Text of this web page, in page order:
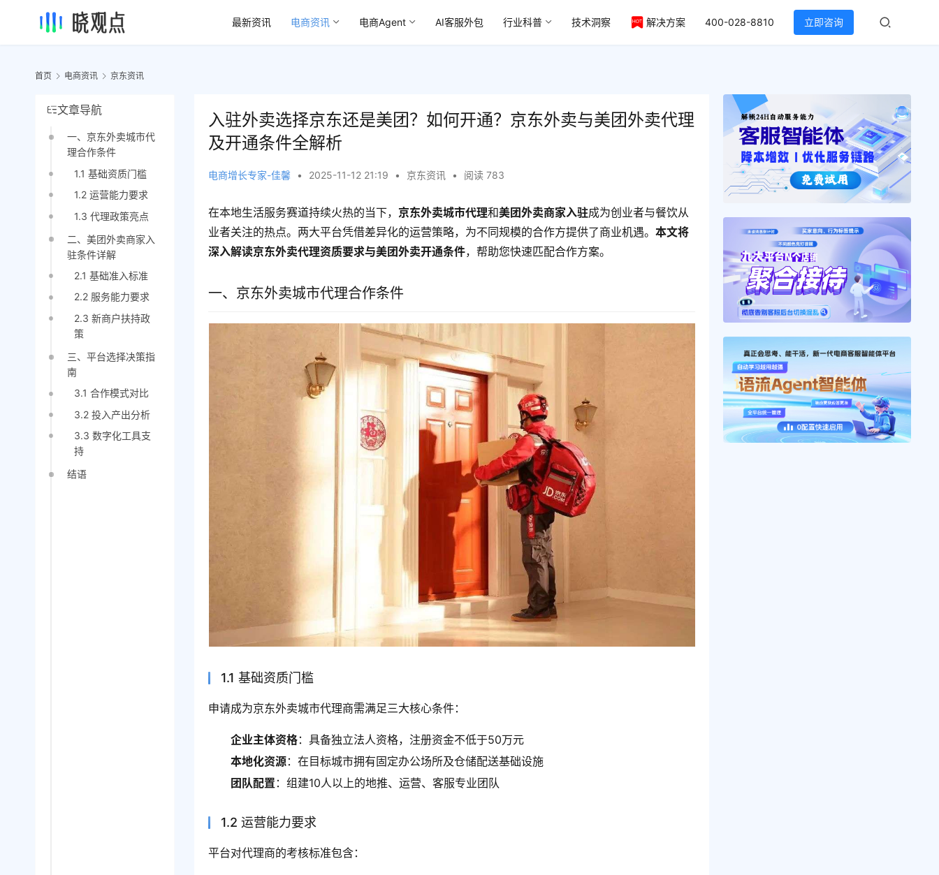
最新资讯 电商资讯 电商Agent AI客服外包 行业科普 技术洞察 解决方案 400-028-8810 立即咨询
首页 电商资讯 京东资讯
文章导航
一、京东外卖城市代
理合作条件
1.1 基础资质门槛
1.2 运营能力要求
1.3 代理政策亮点
二、美团外卖商家入
驻条件详解
2.1 基础准入标准
2.2 服务能力要求
2.3 新商户扶持政
策
三、平台选择决策指
南
3.1 合作模式对比
3.2 投入产出分析
3.3 数字化工具支
持
结语
入驻外卖选择京东还是美团？如何开通？京东外卖与美团外卖代理
及开通条件全解析
电商增长专家-佳馨 • 2025-11-12 21:19 • 京东资讯 • 阅读 783
在本地生活服务赛道持续火热的当下， 京东外卖城市代理和美团外卖商家入驻成为创业者与餐饮从
业者关注的热点。两大平台凭借差异化的运营策略，为不同规模的合作方提供了商业机遇。本文将
深入解读京东外卖代理资质要求与美团外卖开通条件，帮助您快速匹配合作方案。
一、京东外卖城市代理合作条件
1.1 基础资质门槛
申请成为京东外卖城市代理商需满足三大核心条件：
企业主体资格：具备独立法人资格，注册资金不低于50万元
本地化资源：在目标城市拥有固定办公场所及仓储配送基础设施
团队配置 ：组建10人以上的地推、运营、客服专业团队
1.2 运营能力要求
平台对代理商的考核标准包含：